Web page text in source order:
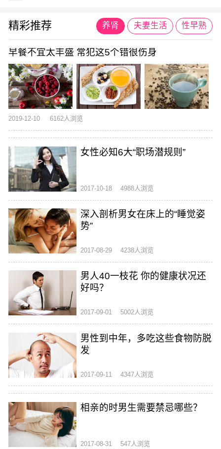
精彩推荐 养肾 夫妻生活 性早熟
早餐不宜太丰盛 常犯这5个错很伤身
2019-12-10 6162人浏览
女性必知6大“职场潜规则”
2017-10-18 4988人浏览
深入剖析男女在床上的“睡觉姿
势”
2017-08-29 4238人浏览
男人40一枝花 你的健康状况还
好吗？
2017-09-01 5002人浏览
男性到中年，多吃这些食物防脱
发
2017-09-11 4347人浏览
相亲的时男生需要禁忌哪些？
2017-08-31 547人浏览